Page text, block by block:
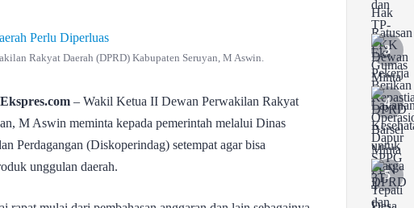
Rakyat Daerah (DPRD) Kabupaten Seruyan, M Aswin.
– Wakil Ketua II Dewan Perwakilan Rakyat
M Aswin meminta kepada pemerintah melalui Dinas
Perdagangan (Diskoperindag) setempat agar bisa
unggulan daerah.